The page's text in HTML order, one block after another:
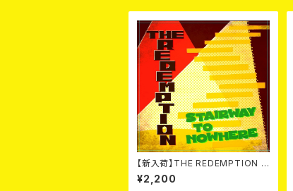
【新入荷】THE REDEMPTION /
STAIRWAY TO NOWHERE/RE
D ROSE (7")
¥2,200